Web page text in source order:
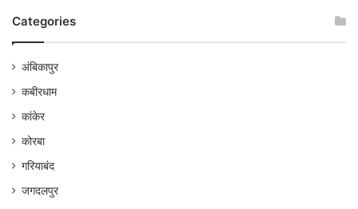
Categories
अंबिकापुर
कबीरधाम
कांकेर
कोरबा
गरियाबंद
जगदलपुर